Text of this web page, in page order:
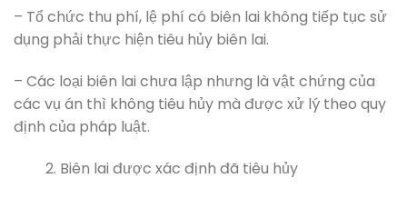
– Tổ chức thu phí, lệ phí có biên lai không tiếp tục sử
dụng phải thực hiện tiêu hủy biên lai.
– Các loại biên lai chưa lập nhưng là vật chứng của
các vụ án thì không tiêu hủy mà được xử lý theo quy
định của pháp luật.
Biên lai được xác định đã tiêu hủy